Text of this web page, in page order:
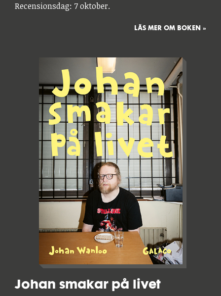
Recensionsdag: 7 oktober.
LÄS MER OM BOKEN »
Johan smakar på livet